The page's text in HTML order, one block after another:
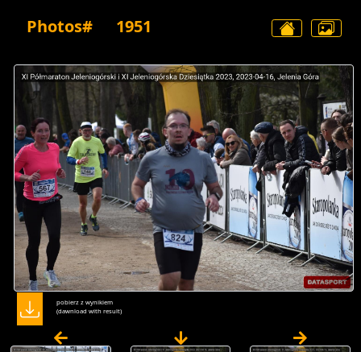
Photos# 1951
pobierz z wynikiem
(dawnload with result)